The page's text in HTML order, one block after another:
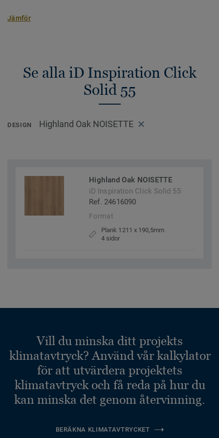
Jämför
Se alla iD Inspiration Click
Solid 55
DESIGN Highland Oak NOISETTE
Highland Oak NOISETTE
iD Inspiration Click Solid 55
Ref. 24616090
Format
Plank 1211 x 190,5mm
4 sidor
Vill du minska ditt projekts
klimatavtryck? Använd vår kalkylator
för att utvärdera projektets
klimatavtryck och få reda på hur du
kan minska det genom återvinning.
BERÄKNA KLIMATAVTRYCKET